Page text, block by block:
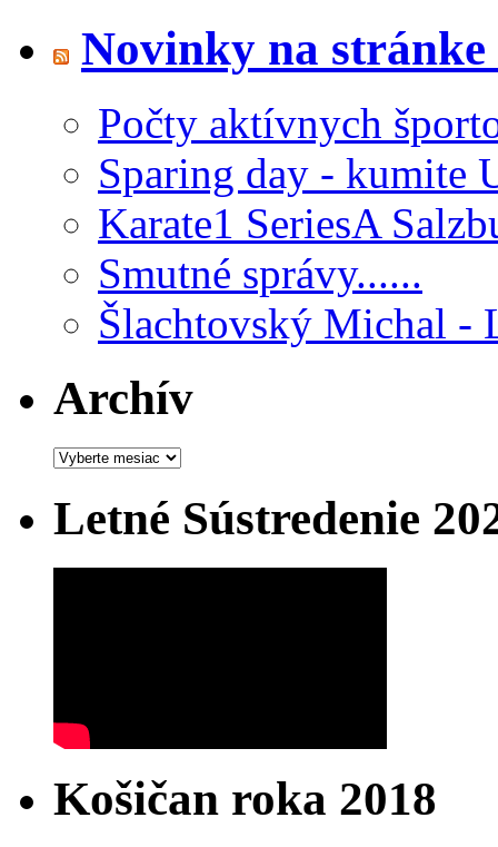
Novinky na
Počty aktívnych
Sparing day - kumite
Karate1 SeriesA
Smutné správy......
Šlachtovský Michal -
Archív
Archív
Letné Sústredenie
Košičan roka 2018